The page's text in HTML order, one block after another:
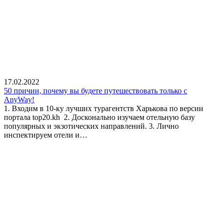
17.02.2022
50 причин, почему вы будете путешествовать только с
AnyWay!
1. Входим в 10-ку лучших турагентств Харькова по версии
портала top20.kh 2. Досконально изучаем отельную базу
популярных и экзотических направлений. 3. Лично
инспектируем отели и…